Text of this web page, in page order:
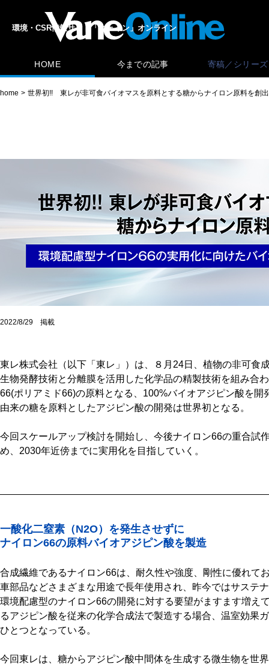
環境・CSR情報サイト「ヴェイン」オンライン
HOME 今までの記事 寄稿／シリーズ
home 世界初!! 東レが非可食バイオマスを原料とする糖からナイロン原料を創
2022/8/29 掲載
東レ株式会社（以下「東レ」）は、８月24日、植物の非可食
生物発酵技術と分離膜を活用した化学品の精製技術を組み合
66(ポリアミド66)の原料となる、100%バイオアジピン酸を
由来の糖を原料としたアジピン酸の開発は世界初となる。
今回スケールアップ検討を開始し、今後ナイロン66の重合試
め、2030年近傍までに実用化を目指していく。
一酸化二窒素（N2O）を発生させずに
ナイロン66の原料バイオアジピン酸を製造
合成繊維であるナイロン66は、耐久性や強度、剛性に優れて
車部品などさまざまな用途で長年使用され、昨今ではサステ
環境配慮型のナイロン66の開発に対する要望がますます増え
るアジピン酸を従来の化学合成法で製造する場合、温室効果
ひとつとなっている。
今回東レは、糖からアジピン酸中間体を生成する微生物を世